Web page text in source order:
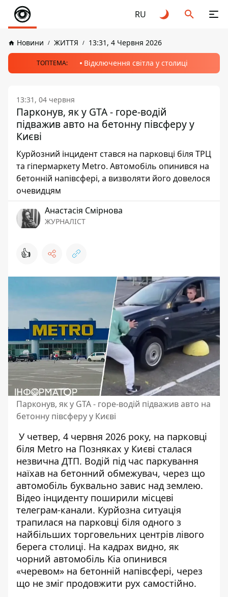
RU
Новини ЖИТТЯ 13:31, 4 Червня 2026
ТОПТЕМА: Відключення світла у столиці
13:31, 04 червня
Парконув, як у GTA - горе-водій
підважив авто на бетонну півсферу у
Києві
Курйозний інцидент стався на парковці біля ТРЦ
та гіпермаркету Metro. Автомобіль опинився на
бетонній напівсфері, а визволяти його довелося
очевидцям
Анастасія Смірнова
ЖУРНАЛІСТ
👍
Парконув, як у GTA - горе-водій підважив авто на
бетонну півсферу у Києві
У четвер, 4 червня 2026 року, на парковці
біля Metro на Позняках у Києві сталася
незвична ДТП. Водій під час паркування
наїхав на бетонний обмежувач, через що
автомобіль буквально завис над землею.
Відео інциденту поширили місцеві
телеграм-канали. Курйозна ситуація
трапилася на парковці біля одного з
найбільших торговельних центрів лівого
берега столиці. На кадрах видно, як
чорний автомобіль Kia опинився
«черевом» на бетонній напівсфері, через
що не зміг продовжити рух самостійно.